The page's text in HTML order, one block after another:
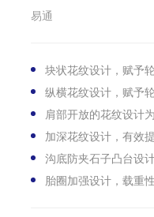
易通
块状花纹设计，赋予
纵横花纹设计，赋予
肩部开放的花纹设计
加深花纹设计，有效
沟底防夹石子凸台设
胎圈加强设计，载重性